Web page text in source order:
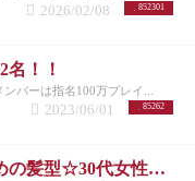
852301
2026/02/08
名！！
バーは指名100万プレイ...
85262
2023/06/01
授乳期のママにもおすすめの髪型☆30代女性を若く見せるスタイル特集☆